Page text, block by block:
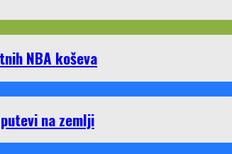
NBA koševa
na zemlji